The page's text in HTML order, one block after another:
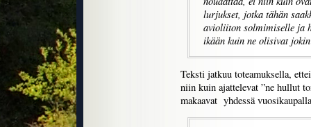
lurjukset, jotka tähän
avioliiton solmimiselle ja
ikään kuin ne olisivat
Teksti jatkuu toteamuksella,
niin kuin ajattelevat ”ne hullut
makaavat yhdessä